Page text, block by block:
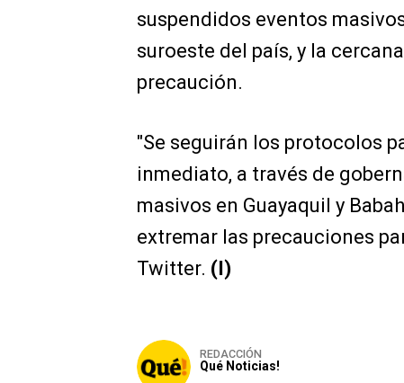
suspendidos eventos
suroeste del país, y la
precaución.
"Se seguirán los protocolos
inmediato, a través de
masivos en Guayaquil y
extremar las precauciones
Twitter. (I)
REDACCIÓN
Qué Noticias!